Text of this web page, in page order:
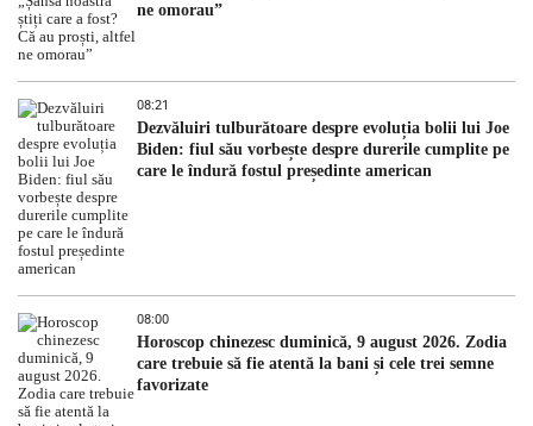
ne omorau”
08:21
Dezvăluiri tulburătoare despre evoluția bolii lui Joe
Biden: fiul său vorbește despre durerile cumplite pe
care le îndură fostul președinte american
08:00
Horoscop chinezesc duminică, 9 august 2026. Zodia
care trebuie să fie atentă la bani și cele trei semne
favorizate